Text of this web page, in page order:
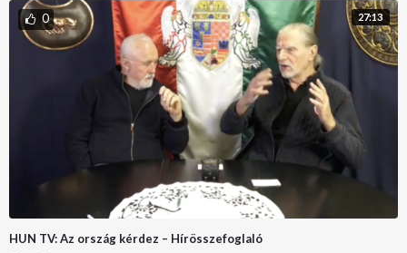
27:13
0
HUN TV: Az ország kérdez – Hírösszefoglaló